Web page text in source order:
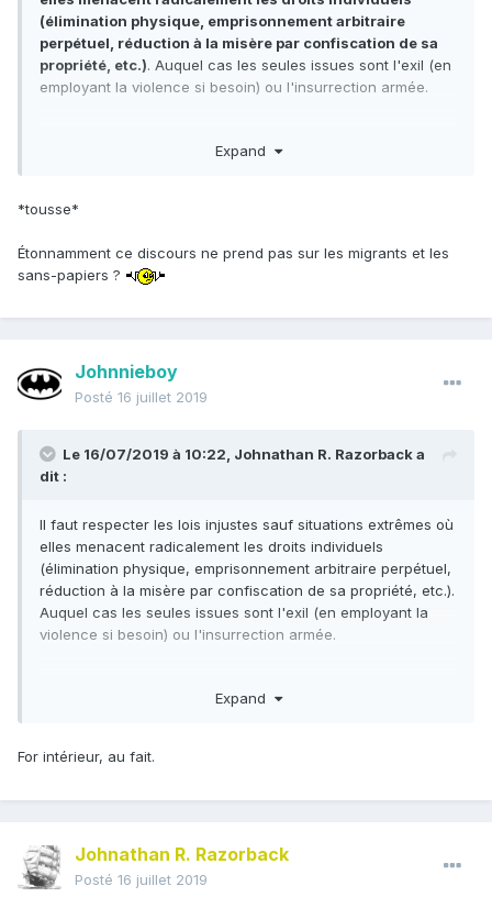
(élimination physique, emprisonnement arbitraire
perpétuel, réduction à la misère par confiscation de sa
propriété, etc.). Auquel cas les seules issues sont l'exil (en
employant la violence si besoin) ou l'insurrection armée.
n'approuvons pas, parce que c'est le seul levier politique
aux lois que nous trouvons justes et eux injustes.
Expand
*tousse*
Étonnamment ce discours ne prend pas sur les migrants et les
sans-papiers ?
Johnnieboy
Posté 16 juillet 2019
Le 16/07/2019 à 10:22, Johnathan R. Razorbacka
dit :
Il faut respecter les lois injustes sauf situations extrêmes où
elles menacent radicalement les droits individuels
(élimination physique, emprisonnement arbitraire perpétuel,
réduction à la misère par confiscation de sa propriété, etc.).
Auquel cas les seules issues sont l'exil (en employant la
violence si besoin) ou l'insurrection armée.
n'approuvons pas, parce que c'est le seul levier politique
aux lois que nous trouvons justes et eux injustes.
Obéir à la Loi n'implique d'ailleurs pas de l'approuver en
son
fort intérieur.Seuls les régimes despotiques ou
Expand
For intérieur, au fait.
Johnathan R. Razorback
Posté 16 juillet 2019